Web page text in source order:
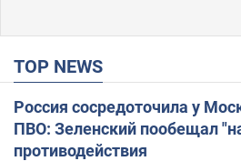
TOP NEWS
Россия сосредоточила у
ПВО: Зеленский пообещал
противодействия